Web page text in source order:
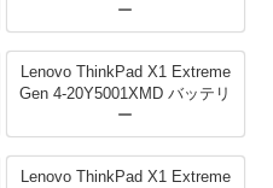
ー
Lenovo ThinkPad X1 Extreme
Gen 4-20Y5001XMD バッテリ
ー
Lenovo ThinkPad X1 Extreme